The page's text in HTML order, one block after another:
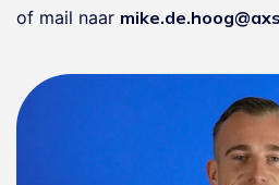
of mail naar